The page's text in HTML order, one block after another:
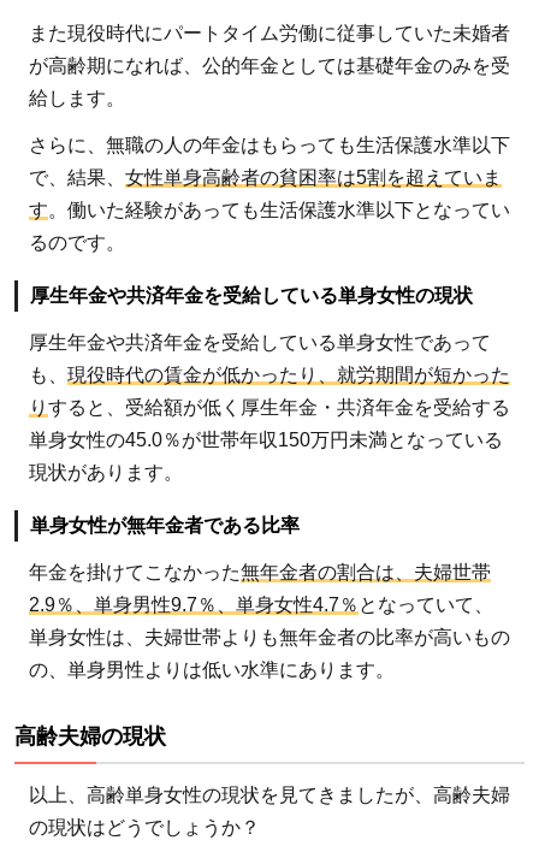
また現役時代にパートタイム労働に従事していた未婚者
が高齢期になれば、公的年金としては基礎年金のみを受
給します。
さらに、無職の人の年金はもらっても生活保護水準以下
で、結果、 女性単身高齢者の貧困率は5割を超えていま
す。働いた経験があっても生活保護水準以下となってい
るのです。
厚生年金や共済年金を受給している単身女性の現状
厚生年金や共済年金を受給している単身女性であって
も、 現役時代の賃金が低かったり、就労期間が短かった
り すると、受給額が低く厚生年金・共済年金を受給する
単身女性の45.0％が世帯年収150万円未満となっている
現状があります。
単身女性が無年金者である比率
年金を掛けてこなかった無年金者の割合は、夫婦世帯
2.9％、単身男性9.7％、単身女性4.7％ となっていて、
単身女性は、夫婦世帯よりも無年金者の比率が高いもの
の、単身男性よりは低い水準にあります。
高齢夫婦の現状
以上、高齢単身女性の現状を見てきましたが、高齢夫婦
の現状はどうでしょうか？